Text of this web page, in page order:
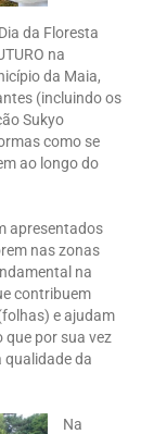
da Floresta
na
da Maia,
(incluindo os
Sukyo
como se
ao longo do
apresentados
nas zonas
na
contribuem
e ajudam
por sua vez
qualidade da
Na